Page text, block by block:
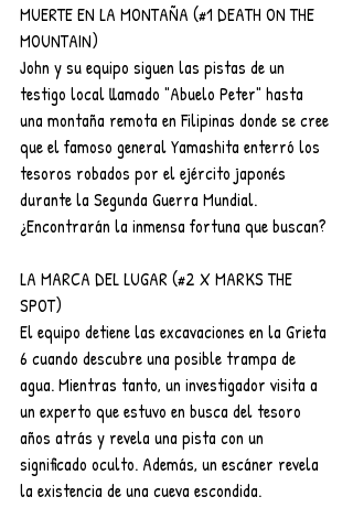
MUERTE EN LA MONTAÑA (#1 DEATH ON THE
MOUNTAIN)
John y su equipo siguen las pistas de un
testigo local llamado "Abuelo Peter" hasta
una montaña remota en Filipinas donde se cree
que el famoso general Yamashita enterró los
tesoros robados por el ejército japonés
durante la Segunda Guerra Mundial.
¿Encontrarán la inmensa fortuna que buscan?
LA MARCA DEL LUGAR (#2 X MARKS THE
SPOT)
El equipo detiene las excavaciones en la Grieta
6 cuando descubre una posible trampa de
agua. Mientras tanto, un investigador visita a
un experto que estuvo en busca del tesoro
años atrás y revela una pista con un
significado oculto. Además, un escáner revela
la existencia de una cueva escondida.